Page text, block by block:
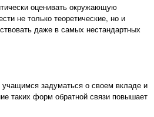
оценивать окружающую
не только теоретические, но и
даже в самых нестандартных
учащимся задуматься о своем вкладе и
таких форм обратной связи повышает